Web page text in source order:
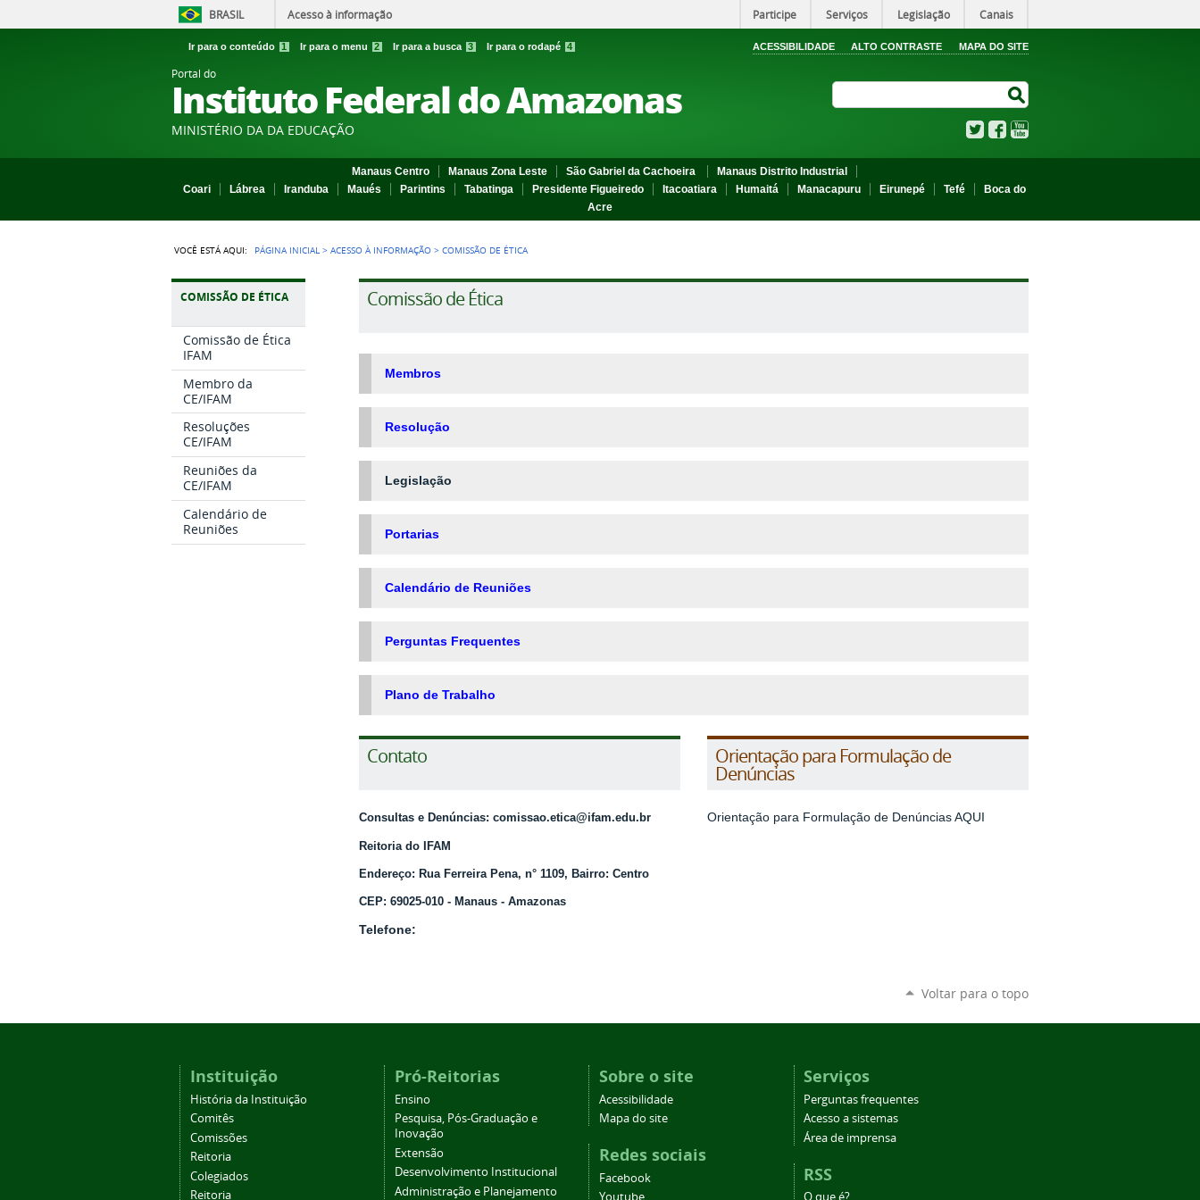
BRASIL Acesso à informação Participe Serviços Legislação Canais
Ir para o conteúdo 1 Ir para o menu 2 Ir para a busca 3 Ir para o rodapé 4 ACESSIBILIDADE ALTO CONTRASTE MAPA DO SITE
Portal do
Instituto Federal do Amazonas
MINISTÉRIO DA DA EDUCAÇÃO TwitterFacebook
Manaus Centro Manaus Zona Leste São Gabriel da Cachoeira
Manaus Distrito Industrial
Coari
Lábrea Iranduba Maués Parintins Tabatinga Presidente Figueiredo Itacoatiara Humaitá Manacapuru Eirunepé Tefé
Boca do
Acre
VOCÊ ESTÁ AQUI: PÁGINA INICIAL >ACESSO À INFORMAÇÃO >COMISSÃO DE ÉTICA
COMISSÃO DE ÉTICA
Comissão de Ética
IFAM
Membro da
CE/IFAM
Resoluções
CE/IFAM
Reuniões da
CE/IFAM
Calendário de
Reuniões
Comissão de Ética
Membros
Resolução
Legislação
Portarias
Calendário de Reuniões
Perguntas Frequentes
Plano de Trabalho
Contato
Consultas e Denúncias: comissao.etica@ifam.edu.br
Reitoria do IFAM
Endereço: Rua Ferreira Pena, n° 1109, Bairro: Centro
CEP: 69025-010 - Manaus - Amazonas
Telefone:
Orientação para Formulação de
Denúncias
Orientação para Formulação de DenúnciasAQUI
Voltar para o topo
Instituição
História da Instituição
Comitês
Comissões
Reitoria
Colegiados
Reitoria
Pró-Reitorias
Ensino
Pesquisa, Pós-Graduação e
Inovação
Extensão
Desenvolvimento Institucional
Administração e Planejamento
Sobre o site
Acessibilidade
Mapa do site
Redes sociais
Facebook
Serviços
Perguntas frequentes
Acesso a sistemas
Área de imprensa
RSS